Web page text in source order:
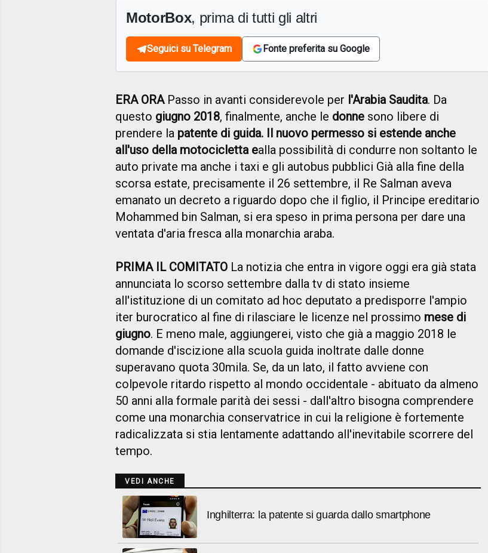
MotorBox, prima di tutti gli altri
Seguici su Telegram Fonte preferita su Google
ERA ORAPasso in avanti considerevole per l'Arabia Saudita. Da
questo giugno 2018, finalmente, anche le donne sono libere di
prendere la patente di guida. Il nuovo permesso si estende anche
all'uso della motociclettaealla possibilità di condurre non soltanto le
auto private ma anche i taxi e gli autobus pubblici Già alla fine della
scorsa estate, precisamente il 26 settembre, il Re Salman aveva
emanato un decreto a riguardo dopo che il figlio, il Principe ereditario
Mohammed bin Salman, si era speso in prima persona per dare una
ventata d'aria fresca alla monarchia araba.
PRIMA IL COMITATO La notizia che entra in vigore oggi era già stata
annunciata lo scorso settembre dalla tv di stato insieme
all'istituzione di un comitato ad hoc deputato a predisporre l'ampio
iter burocratico al fine di rilasciare le licenze nel prossimo mese di
giugno. E meno male, aggiungerei, visto che già a maggio 2018 le
domande d'iscizione alla scuola guida inoltrate dalle donne
superavano quota 30mila. Se, da un lato, il fatto avviene con
colpevole ritardo rispetto al mondo occidentale - abituato da almeno
50 anni alla formale parità dei sessi - dall'altro bisogna comprendere
come una monarchia conservatrice in cui la religione è fortemente
radicalizzata si stia lentamente adattando all'inevitabile scorrere del
tempo.
VEDI ANCHE
Inghilterra: la patente si guarda dallo smartphone